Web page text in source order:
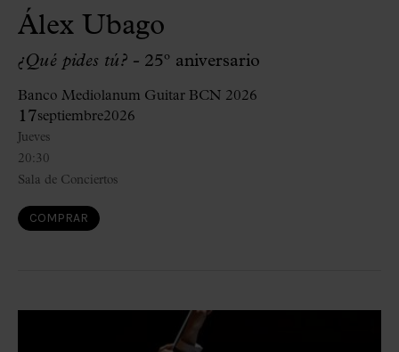
Álex Ubago
¿Qué pides tú? - 25º aniversario
Banco Mediolanum Guitar BCN 2026
17septiembre2026
20:30
Jueves
Sala de Conciertos
COMPRAR